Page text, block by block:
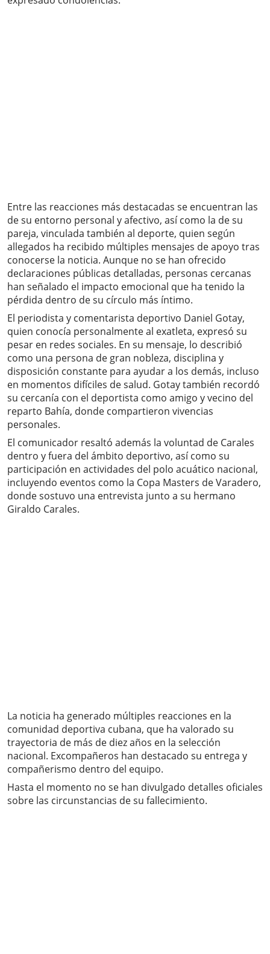
Entre las reacciones más destacadas se encuentran las
de su entorno personal y afectivo, así como la de su
pareja, vinculada también al deporte, quien según
allegados ha recibido múltiples mensajes de apoyo tras
conocerse la noticia. Aunque no se han ofrecido
declaraciones públicas detalladas, personas cercanas
han señalado el impacto emocional que ha tenido la
pérdida dentro de su círculo más íntimo.
El periodista y comentarista deportivo Daniel Gotay,
quien conocía personalmente al exatleta, expresó su
pesar en redes sociales. En su mensaje, lo describió
como una persona de gran nobleza, disciplina y
disposición constante para ayudar a los demás, incluso
en momentos difíciles de salud. Gotay también recordó
su cercanía con el deportista como amigo y vecino del
reparto Bahía, donde compartieron vivencias
personales.
El comunicador resaltó además la voluntad de Carales
dentro y fuera del ámbito deportivo, así como su
participación en actividades del polo acuático nacional,
incluyendo eventos como la Copa Masters de Varadero,
donde sostuvo una entrevista junto a su hermano
Giraldo Carales.
La noticia ha generado múltiples reacciones en la
comunidad deportiva cubana, que ha valorado su
trayectoria de más de diez años en la selección
nacional. Excompañeros han destacado su entrega y
compañerismo dentro del equipo.
Hasta el momento no se han divulgado detalles oficiales
sobre las circunstancias de su fallecimiento.